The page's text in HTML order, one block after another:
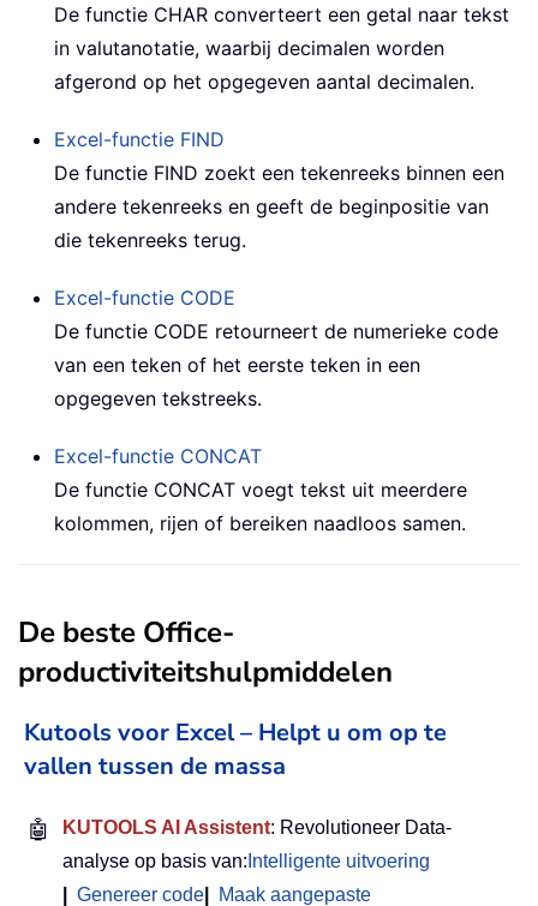
De functie CHAR converteert een getal naar tekst
in valutanotatie, waarbij decimalen worden
afgerond op het opgegeven aantal decimalen.
Excel-functie FIND
De functie FIND zoekt een tekenreeks binnen een
andere tekenreeks en geeft de beginpositie van
die tekenreeks terug.
Excel-functie CODE
De functie CODE retourneert de numerieke code
van een teken of het eerste teken in een
opgegeven tekstreeks.
Excel-functie CONCAT
De functie CONCAT voegt tekst uit meerdere
kolommen, rijen of bereiken naadloos samen.
De beste Office-
productiviteitshulpmiddelen
Kutools voor Excel – Helpt u om op te
vallen tussen de massa
🤖 KUTOOLS AI Assistent: Revolutioneer Data-
analyse op basis van: Intelligente uitvoering
Genereer code
Maak aangepaste